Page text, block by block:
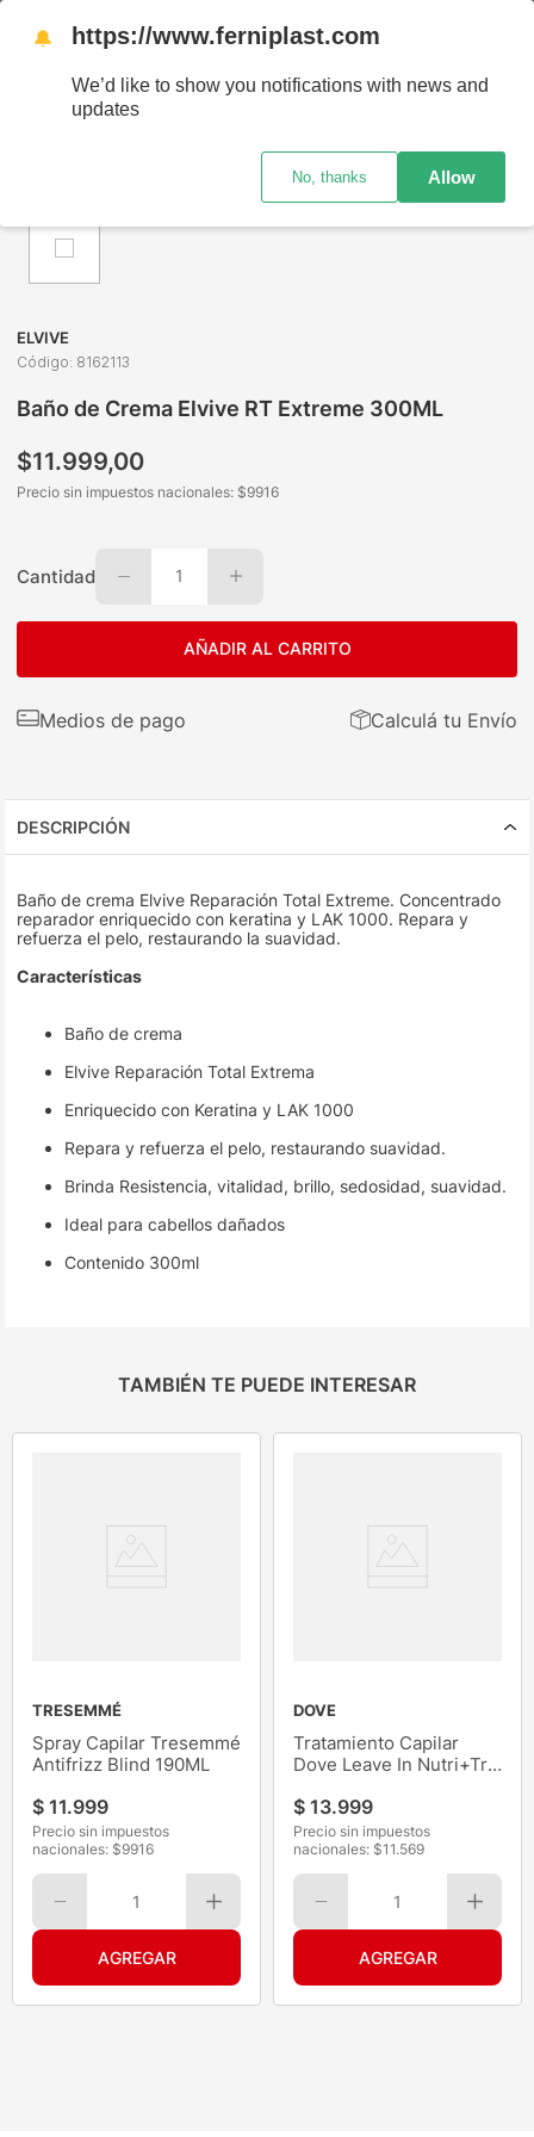
ELVIVE
Código: 8162113
Baño de Crema Elvive RT Extreme 300ML
$11.999,00
Precio sin impuestos nacionales: $9916
Cantidad 1
AÑADIR AL CARRITO
Medios de pago Calculá tu Envío
DESCRIPCIÓN
Baño de crema Elvive Reparación Total Extreme. Concentrado
reparador enriquecido con keratina y LAK 1000. Repara y
refuerza el pelo, restaurando la suavidad.
Características
Baño de crema
Elvive Reparación Total Extrema
Enriquecido con Keratina y LAK 1000
Repara y refuerza el pelo, restaurando suavidad.
Brinda Resistencia, vitalidad, brillo, sedosidad, suavidad.
Ideal para cabellos dañados
Contenido 300ml
TAMBIÉN TE PUEDE INTERESAR
TRESEMMÉ
Spray Capilar Tresemmé
Antifrizz Blind 190ML
$ 11.999
Precio sin impuestos
nacionales: $9916
1
DOVE
Tratamiento Capilar
Dove Leave In Nutri+Tri
$ 13.999
Precio sin impuestos
nacionales: $11.569
1
🔔 https://www.ferniplast.com
We’d like to show you notifications with news and
updates
No, thanks Allow